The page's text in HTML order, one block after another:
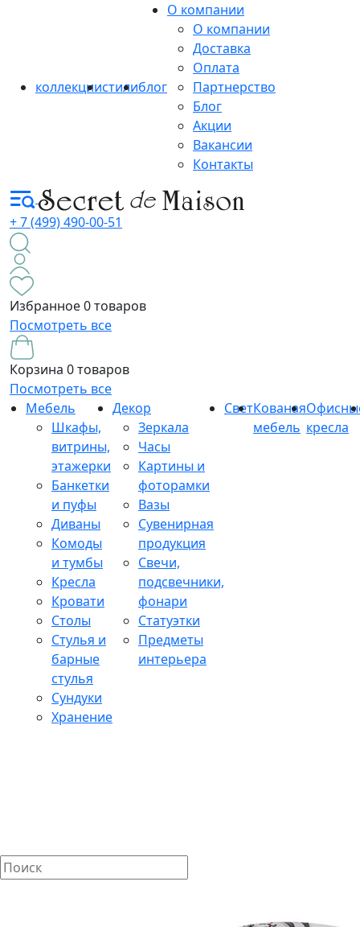
коллекциистилиблог
О компании
О компании
Доставка
Оплата
Партнерство
Блог
Акции
Вакансии
Контакты
+ 7 (499) 490-00-51
Избранное0 товаров
Посмотреть все
Корзина 0 товаров
Посмотреть все
Мебель
Шкафы,
витрины,
этажерки
Банкетки
и пуфы
Диваны
Комоды
и тумбы
Кресла
Кровати
Столы
Стулья и
барные
стулья
Сундуки
Хранение
Декор
Зеркала
Часы
Картины и
фоторамки
Вазы
Сувенирная
продукция
Свечи,
подсвечники,
фонари
Статуэтки
Предметы
интерьера
СветКованая
мебель кресла